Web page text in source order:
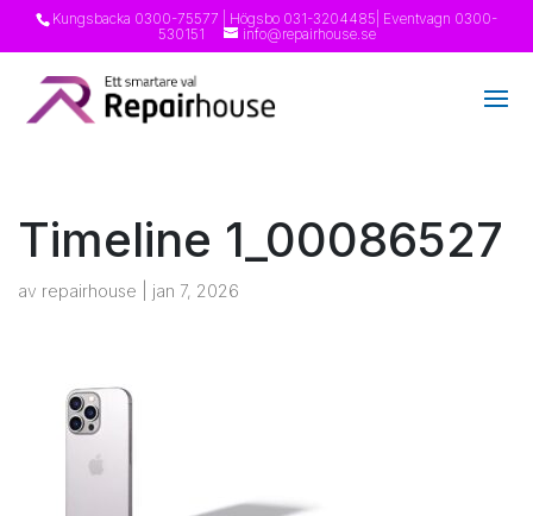
Kungsbacka 0300-75577 | Högsbo 031-3204485 | Eventvagn 0300-
530151
info@repairhouse.se
Timeline 1_00086527
av repairhouse jan 7, 2026